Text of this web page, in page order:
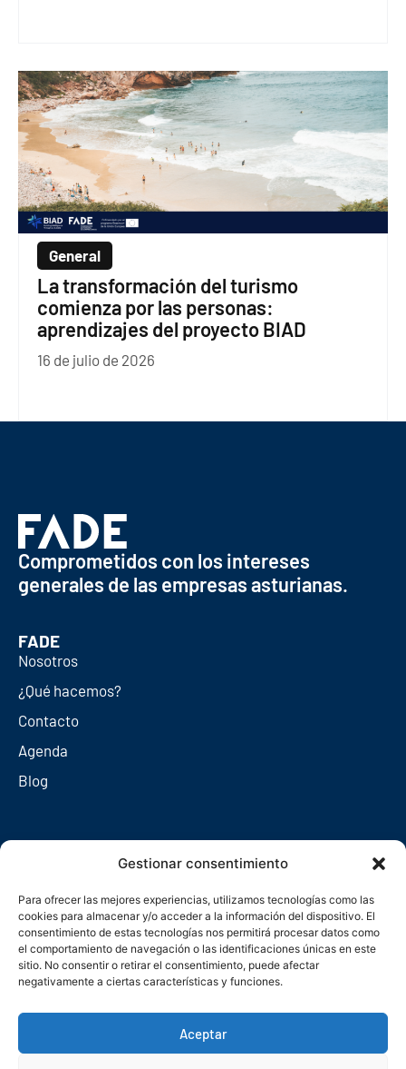
Gestionar consentimiento
Para ofrecer las mejores experiencias, utilizamos tecnologías como las
cookies para almacenar y/o acceder a la información del dispositivo. El
consentimiento de estas tecnologías nos permitirá procesar datos como
el comportamiento de navegación o las identificaciones únicas en este
sitio. No consentir o retirar el consentimiento, puede afectar
negativamente a ciertas características y funciones.
Aceptar
General
La transformación del turismo
comienza por las personas:
aprendizajes del proyecto BIAD
16 de julio de 2026
Comprometidos con los intereses
generales de las empresas asturianas.
FADE
Nosotros
¿Qué hacemos?
Contacto
Agenda
Blog
Redes sociales